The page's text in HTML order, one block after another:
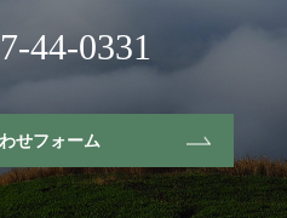
44-0331
せフォーム